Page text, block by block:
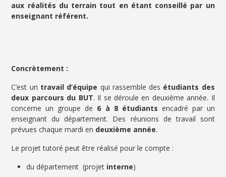
aux réalités du terrain tout en étant conseillé par un
enseignant référent.
Concrètement :
C’est un travail d’équipe qui rassemble des étudiants des
deux parcours du BUT. Il se déroule en deuxième année. Il
concerne un groupe de 6 à 8 étudiants encadré par un
enseignant du département. Des réunions de travail sont
prévues chaque mardi en deuxième année.
Le projet tutoré peut être réalisé pour le compte :
du département (projet interne)